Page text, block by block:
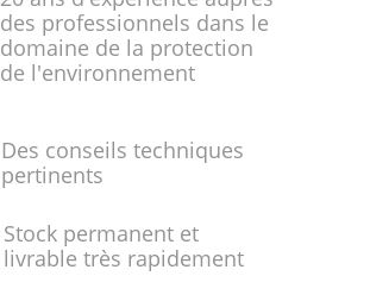
des professionnels dans le
domaine de la protection
de l'environnement
Des conseils techniques
pertinents
Stock permanent et
livrable très rapidement